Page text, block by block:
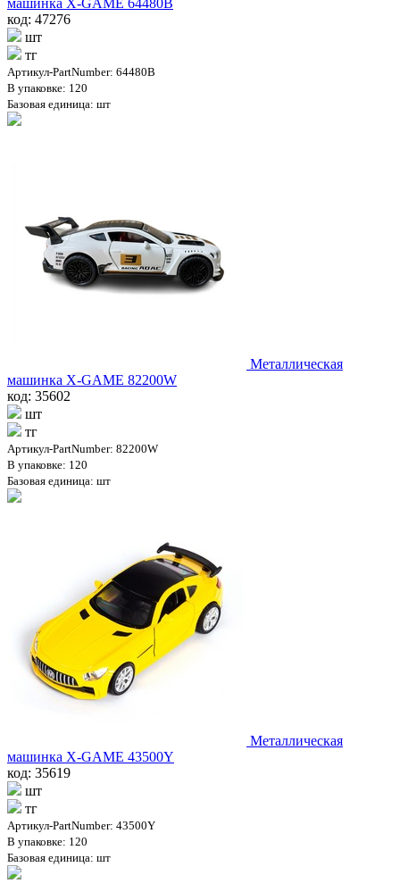
код: 47276
шт
тг
Артикул-PartNumber: 64480B
В упаковке: 120
Базовая единица: шт
Металлическая
машинка X-GAME 82200W
код: 35602
шт
тг
Артикул-PartNumber: 82200W
В упаковке: 120
Базовая единица: шт
Металлическая
машинка X-GAME 43500Y
код: 35619
шт
тг
Артикул-PartNumber: 43500Y
В упаковке: 120
Базовая единица: шт